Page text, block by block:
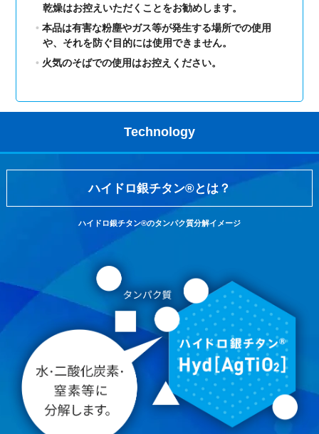
乾燥はお控えいただくことをお勧めします。
本品は有害な粉塵やガス等が発生する場所での使用
や、それを防ぐ目的には使用できません。
火気のそばでの使用はお控えください。
Technology
ハイドロ銀チタン®とは？
ハイドロ銀チタン®のタンパク質分解イメージ